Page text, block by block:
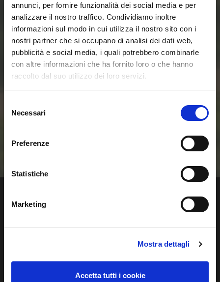
annunci, per fornire funzionalità dei social media e per
analizzare il nostro traffico. Condividiamo inoltre
informazioni sul modo in cui utilizza il nostro sito con i
nostri partner che si occupano di analisi dei dati web,
pubblicità e social media, i quali potrebbero combinarle
con altre informazioni che ha fornito loro o che hanno
raccolto dal suo utilizzo dei loro servizi.
delNecessari
Preferenze
Statistiche
Marketing
Mostra dettagli
Accetta tutti i cookie
Entra ora nel mondo
delle Smart Home e
delle Comunità
Energetiche
Rinnovabili
Contattaci
con lo scopo di sviluppare un sistema sostenibile, avanzato e